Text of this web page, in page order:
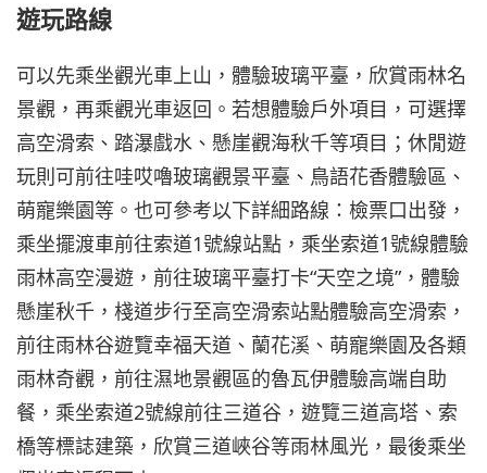
遊玩路線
可以先乘坐觀光車上山，體驗玻璃平臺，欣賞雨林名
景觀，再乘觀光車返回。若想體驗戶外項目，可選擇
高空滑索、踏瀑戲水、懸崖觀海秋千等項目；休閒遊
玩則可前往哇哎嚕玻璃觀景平臺、鳥語花香體驗區、
萌寵樂園等。也可參考以下詳細路線：檢票口出發，
乘坐擺渡車前往索道1號線站點，乘坐索道1號線體驗
雨林高空漫遊，前往玻璃平臺打卡“天空之境”，體驗
懸崖秋千，棧道步行至高空滑索站點體驗高空滑索，
前往雨林谷遊覽幸福天道、蘭花溪、萌寵樂園及各類
雨林奇觀，前往濕地景觀區的魯瓦伊體驗高端自助
餐，乘坐索道2號線前往三道谷，遊覽三道高塔、索
橋等標誌建築，欣賞三道峽谷等雨林風光，最後乘坐